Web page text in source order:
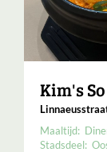
Kim's
Maaltijd:
Stadsdeel: